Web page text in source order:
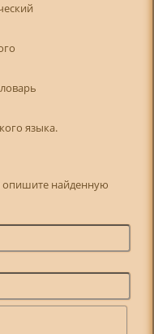
языка.
опишите найденную